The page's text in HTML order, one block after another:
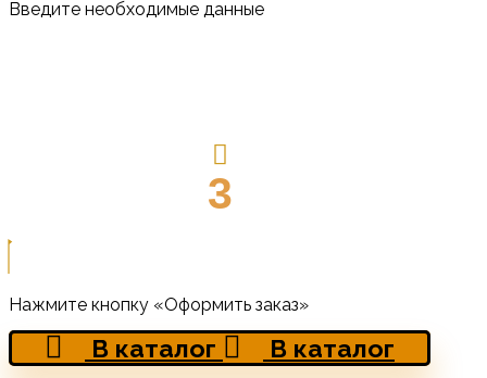
Введите необходимые данные
3
Нажмите кнопку «Оформить заказ»
В каталог В каталог